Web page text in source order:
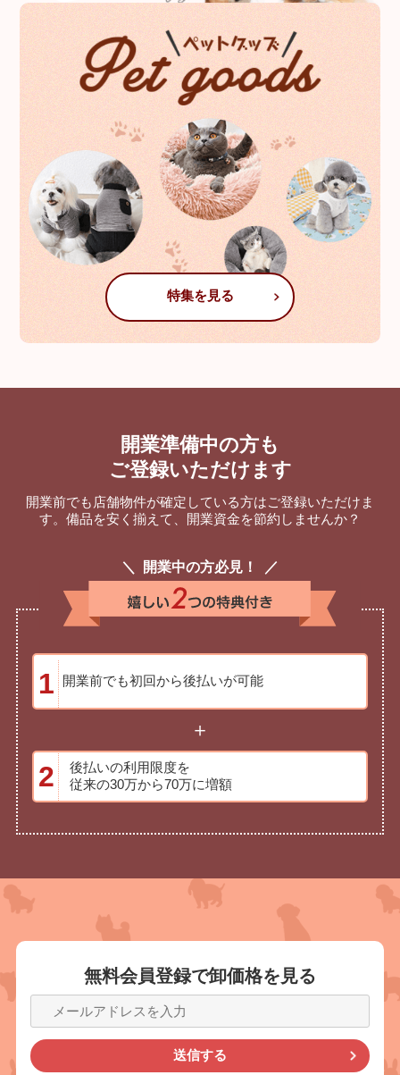
特集を見る
開業準備中の方も
ご登録いただけます
開業前でも店舗物件が確定している方はご登録いただけま
す。 備品を安く揃えて、開業資金を節約しませんか？
開業中の方必見！
1 開業前でも初回から後払いが可能
＋
2
後払いの利用限度を
従来の30万から70万に増額
無料会員登録で卸価格を見る